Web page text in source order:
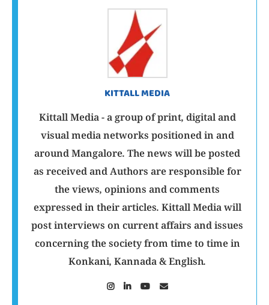
KITTALL MEDIA
Kittall Media - a group of print, digital and
visual media networks positioned in and
around Mangalore. The news will be posted
as received and Authors are responsible for
the views, opinions and comments
expressed in their articles. Kittall Media will
post interviews on current affairs and issues
concerning the society from time to time in
Konkani, Kannada & English.